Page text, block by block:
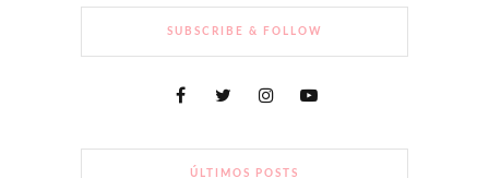
SUBSCRIBE & FOLLOW
ÚLTIMOS POSTS